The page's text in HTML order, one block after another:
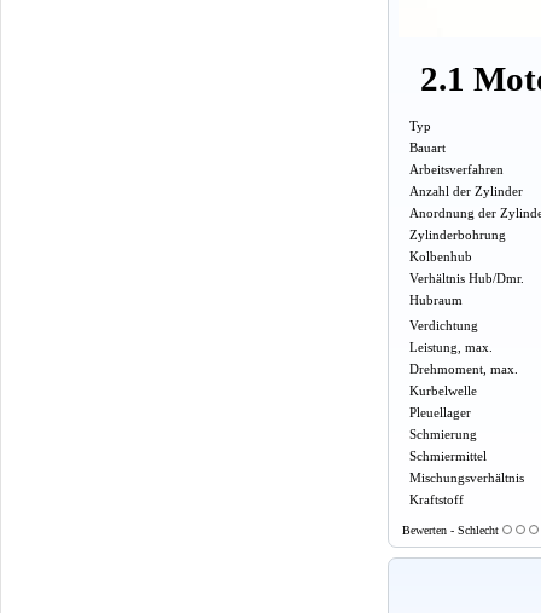
2.1
Typ
Bauart
Arbeitsverfahren
Anzahl der Zylinder
Anordnung der
Zylinderbohrung
Kolbenhub
Verhältnis Hub/Dmr.
Hubraum
Verdichtung
Leistung, max.
Drehmoment, max.
Kurbelwelle
Pleuellager
Schmierung
Schmiermittel
Mischungsverhältnis
Kraftstoff
Bewerten - Schlecht